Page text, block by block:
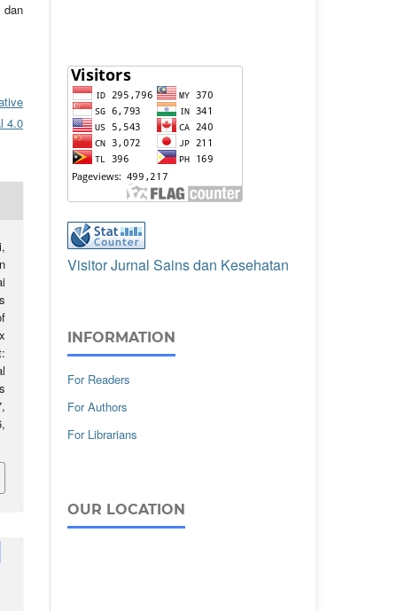
4.0
Visitor Jurnal Sains dan Kesehatan
INFORMATION
For Readers
For Authors
For Librarians
OUR LOCATION